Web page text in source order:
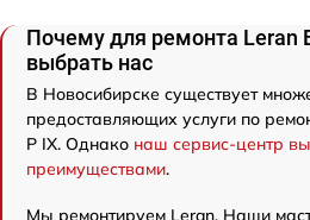
Почему для ремонта Leran
выбрать нас
В Новосибирске существует
предоставляющих услуги по
P IX. Однако наш сервис-центр
преимуществами.
Мы ремонтируем Leran. Наши